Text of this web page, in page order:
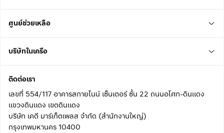
ศูนย์ช่วยเหลือ
บริษัทในเครือ
ติดต่อเรา
เลขที่ 554/117 อาคารสกายไนน์ เซ็นเตอร์ ชั้น 22 ถนนอโศก-ดินแดง
แขวงดินแดง เขตดินแดง
บริษัท เคดี มาร์เก็ตเพลส จำกัด (สำนักงานใหญ่)
กรุงเทพมหานคร 10400